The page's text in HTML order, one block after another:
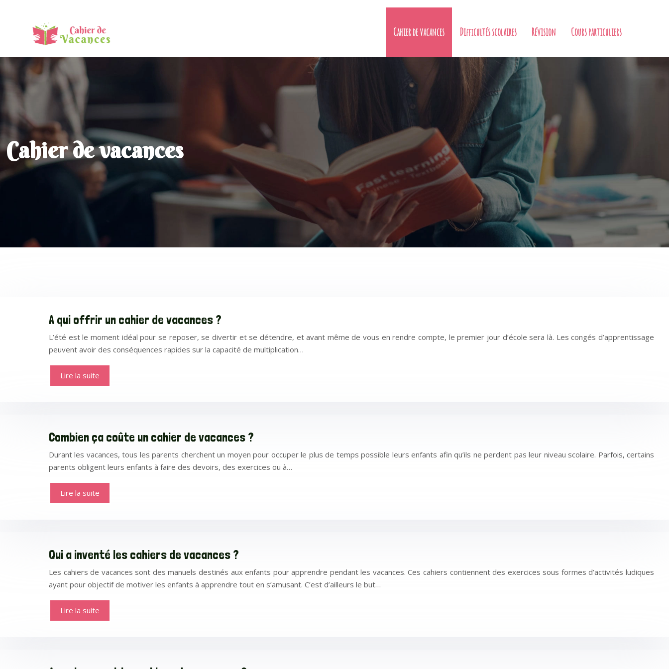
Cahier de vacances Difficultés scolaires Révision Cours particuliers
Cahier de vacances
A qui offrir un cahier de vacances ?
L’été est le moment idéal pour se reposer, se divertir et se détendre, et avant même de vous en rendre compte, le premier jour d’école sera là. Les congés d’apprentissage
peuvent avoir des conséquences rapides sur la capacité de multiplication…
Lire la suite
Combien ça coûte un cahier de vacances ?
Durant les vacances, tous les parents cherchent un moyen pour occuper le plus de temps possible leurs enfants afin qu’ils ne perdent pas leur niveau scolaire. Parfois, certains
parents obligent leurs enfants à faire des devoirs, des exercices ou à…
Lire la suite
Qui a inventé les cahiers de vacances ?
Les cahiers de vacances sont des manuels destinés aux enfants pour apprendre pendant les vacances. Ces cahiers contiennent des exercices sous formes d’activités ludiques
ayant pour objectif de motiver les enfants à apprendre tout en s’amusant. C’est d’ailleurs le but…
Lire la suite